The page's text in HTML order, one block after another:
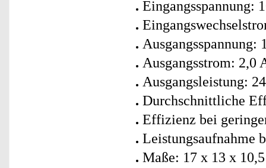
Eingangsspannung:
Ausgangsspannung:
Ausgangsstrom: 2,0
Ausgangsleistung:
Durchschnittliche
Effizienz bei
Leistungsaufnahme
Maße: 17 x 13 x